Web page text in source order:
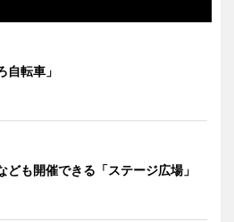
自転車」
ども開催できる「ステージ広場」